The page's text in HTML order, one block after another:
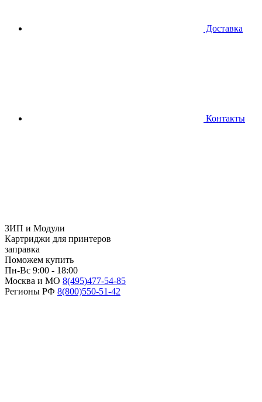
Доставка
Контакты
ЗИП и Модули
Картриджи для принтеров
заправка
Поможем купить
Пн-Вс 9:00 - 18:00
Москва и МО 8(495)477-54-85
Регионы РФ 8(800)550-51-42